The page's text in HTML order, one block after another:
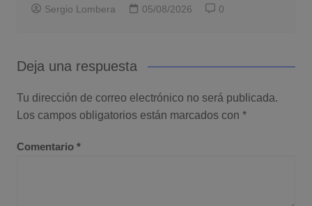
Sergio Lombera 05/08/2026 0
Deja una respuesta
Tu dirección de correo electrónico no será publicada.
Los campos obligatorios están marcados con *
Comentario *